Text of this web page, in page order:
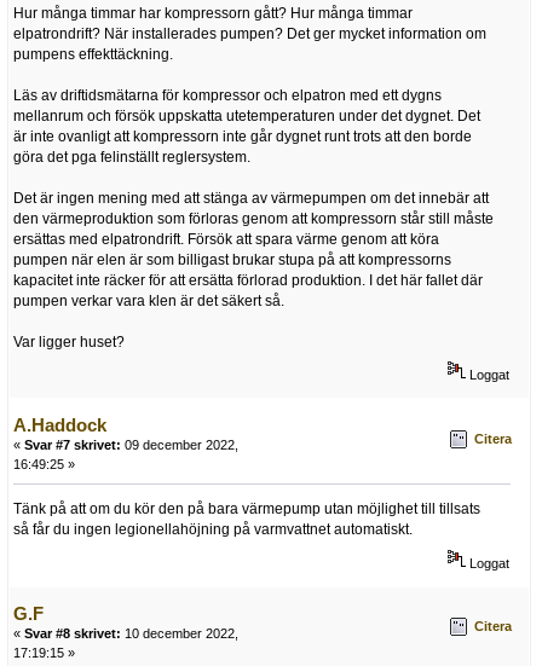
Hur många timmar har kompressorn gått? Hur många timmar
elpatrondrift? När installerades pumpen? Det ger mycket information om
pumpens effekttäckning.
Läs av driftidsmätarna för kompressor och elpatron med ett dygns
mellanrum och försök uppskatta utetemperaturen under det dygnet. Det
är inte ovanligt att kompressorn inte går dygnet runt trots att den borde
göra det pga felinställt reglersystem.
Det är ingen mening med att stänga av värmepumpen om det innebär att
den värmeproduktion som förloras genom att kompressorn står still måste
ersättas med elpatrondrift. Försök att spara värme genom att köra
pumpen när elen är som billigast brukar stupa på att kompressorns
kapacitet inte räcker för att ersätta förlorad produktion. I det här fallet där
pumpen verkar vara klen är det säkert så.
Var ligger huset?
Loggat
A.Haddock
« Svar #7 skrivet: 09 december 2022,
16:49:25 »
Citera
Tänk på att om du kör den på bara värmepump utan möjlighet till tillsats
så får du ingen legionellahöjning på varmvattnet automatiskt.
Loggat
G.F
« Svar #8 skrivet: 10 december 2022,
17:19:15 »
Citera